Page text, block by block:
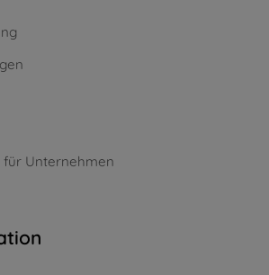
für Unternehmen